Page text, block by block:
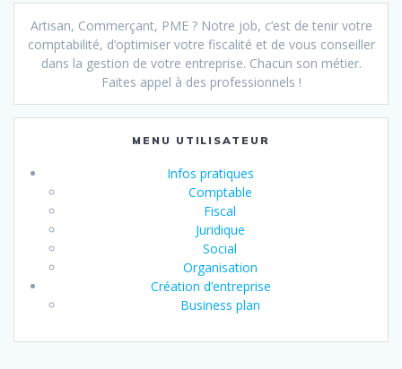
Artisan, Commerçant, PME ? Notre job, c’est de tenir votre
comptabilité, d’optimiser votre fiscalité et de vous conseiller
dans la gestion de votre entreprise. Chacun son métier.
Faites appel à des professionnels !
MENU UTILISATEUR
Infos pratiques
Comptable
Fiscal
Juridique
Social
Organisation
Création d’entreprise
Business plan